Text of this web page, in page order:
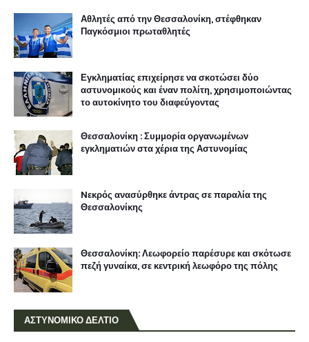
Αθλητές από την Θεσσαλονίκη, στέφθηκαν
Παγκόσμιοι πρωταθλητές
Εγκληματίας επιχείρησε να σκοτώσει δύο
αστυνομικούς και έναν πολίτη, χρησιμοποιώντας
το αυτοκίνητο του διαφεύγοντας
Θεσσαλονίκη : Συμμορία οργανωμένων
εγκληματιών στα χέρια της Αστυνομίας
Nεκρός ανασύρθηκε άντρας σε παραλία της
Θεσσαλονίκης
Θεσσαλονίκη: Λεωφορείο παρέσυρε και σκότωσε
πεζή γυναίκα, σε κεντρική λεωφόρο της πόλης
ΑΣΤΥΝΟΜΙΚΟ ΔΕΛΤΙΟ